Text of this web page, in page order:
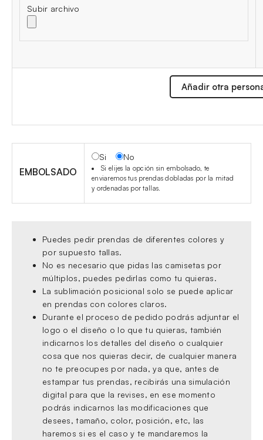
Subir archivo
Añadir otra
EMBOLSADO
Si No
Si elijes la opción sin embolsado, te
enviaremos tus prendas dobladas por la mitad
y ordenadas por tallas.
Puedes pedir prendas de diferentes colores y
por supuesto tallas.
No es necesario que pidas las camisetas por
múltiplos, puedes pedirlas como tu quieras.
La sublimación posicional solo se puede aplicar
en prendas con colores claros.
Durante el proceso de pedido podrás adjuntar el
logo o el diseño o lo que tu quieras, también
indicarnos los detalles del diseño o cualquier
cosa que nos quieras decir, de cualquier manera
no te preocupes por nada, ya que, antes de
estampar tus prendas, recibirás una simulación
digital para que la revises, en ese momento
podrás indicarnos las modificaciones que
desees, tamaño, color, posición, etc, las
haremos si es el caso y te mandaremos la